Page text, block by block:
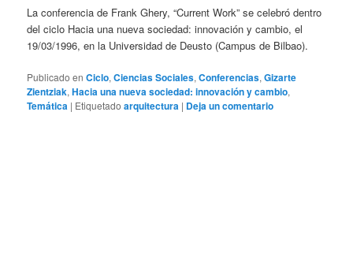
La conferencia de Frank Ghery, “Current Work” se celebró dentro
del ciclo Hacia una nueva sociedad: innovación y cambio, el
19/03/1996, en la Universidad de Deusto (Campus de Bilbao).
Publicado en Ciclo,Ciencias Sociales,Conferencias,Gizarte
Zientziak,Hacia una nueva sociedad: innovación y cambio,
Temática | Etiquetado arquitectura | Deja un comentario